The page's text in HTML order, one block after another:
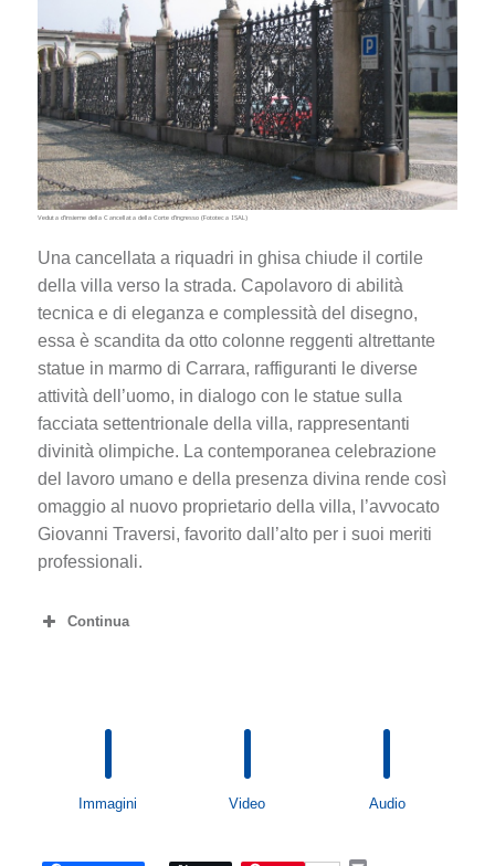
Veduta d’insieme della Cancellata della Corte d’ingresso (Fototeca ISAL)
Una cancellata a riquadri in ghisa chiude il cortile
della villa verso la strada. Capolavoro di abilità
tecnica e di eleganza e complessità del disegno,
essa è scandita da otto colonne reggenti altrettante
statue in marmo di Carrara, raffiguranti le diverse
attività dell’uomo, in dialogo con le statue sulla
facciata settentrionale della villa, rappresentanti
divinità olimpiche. La contemporanea celebrazione
del lavoro umano e della presenza divina rende così
omaggio al nuovo proprietario della villa, l’avvocato
Giovanni Traversi, favorito dall’alto per i suoi meriti
professionali.
Continua
Immagini Video Audio